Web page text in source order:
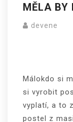
MĚLA BY
devene
Málokdo si
si vyrobit
vyplatí, a to
postel z